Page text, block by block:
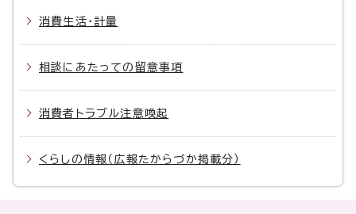
消費生活・計量
相談にあたっての留意事項
消費者トラブル注意喚起
くらしの情報（広報たからづか掲載分）